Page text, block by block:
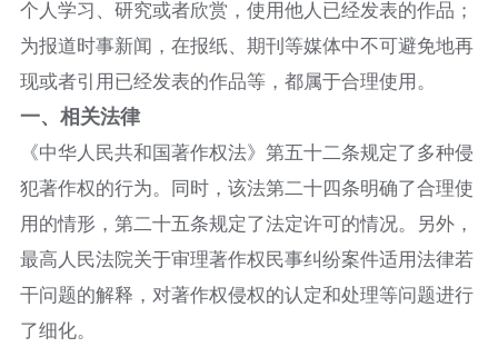
个人学习、研究或者欣赏，使用他人已经发表的作品；
为报道时事新闻，在报纸、期刊等媒体中不可避免地再
现或者引用已经发表的作品等，都属于合理使用。​
一、相关法律​
《中华人民共和国著作权法》第五十二条规定了多种侵
犯著作权的行为。同时，该法第二十四条明确了合理使
用的情形，第二十五条规定了法定许可的情况。另外，
最高人民法院关于审理著作权民事纠纷案件适用法律若
干问题的解释，对著作权侵权的认定和处理等问题进行
了细化。​